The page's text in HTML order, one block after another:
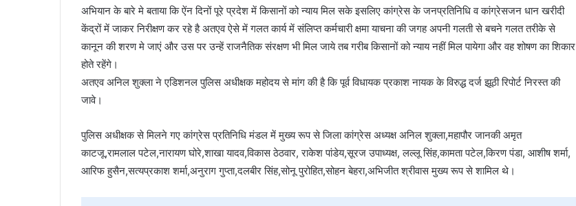
अभियान के बारे मे बताया कि ऐंन दिनों पूरे प्रदेश में किसानों को न्याय मिल सके इसलिए कांग्रेस के जनप्रतिनिधि व कांग्रेसजन धान खरीदी
केंद्रों में जाकर निरीक्षण कर रहे है अतएव ऐसे में गलत कार्य में संलिप्त कर्मचारी क्षमा याचना की जगह अपनी गलती से बचने गलत तरीके से
कानून की शरण मे जाएं और उस पर उन्हें राजनैतिक संरक्षण भी मिल जाये तब गरीब किसानों को न्याय नहीं मिल पायेगा और वह शोषण का शिकार
होते रहेंगे।
अतएव अनिल शुक्ला ने एडिशनल पुलिस अधीक्षक महोदय से मांग की है कि पूर्व विधायक प्रकाश नायक के विरुद्ध दर्ज झूठी रिपोर्ट निरस्त की
जावे।
पुलिस अधीक्षक से मिलने गए कांग्रेस प्रतिनिधि मंडल में मुख्य रूप से जिला कांग्रेस अध्यक्ष अनिल शुक्ला,महापौर जानकी अमृत
काटजू,रामलाल पटेल,नारायण घोरे,शाखा यादव,विकास ठेठवार, राकेश पांडेय,सूरज उपाध्यक्ष, लल्लू सिंह,कामता पटेल,किरण पंडा, आशीष शर्मा,
आरिफ हुसैन,सत्यप्रकाश शर्मा,अनुराग गुप्ता,दलबीर सिंह,सोनू पुरोहित,सोहन बेहरा,अभिजीत श्रीवास मुख्य रूप से शामिल थे।